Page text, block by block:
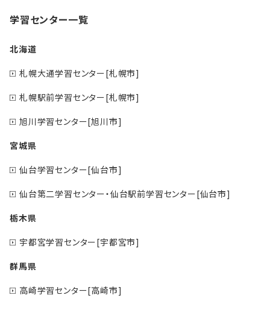
学習センター一覧
北海道
札幌大通学習センター[札幌市]
札幌駅前学習センター[札幌市]
旭川学習センター[旭川市]
宮城県
仙台学習センター[仙台市]
仙台第二学習センター・仙台駅前学習センター[仙台市]
栃木県
宇都宮学習センター[宇都宮市]
群馬県
高崎学習センター[高崎市]